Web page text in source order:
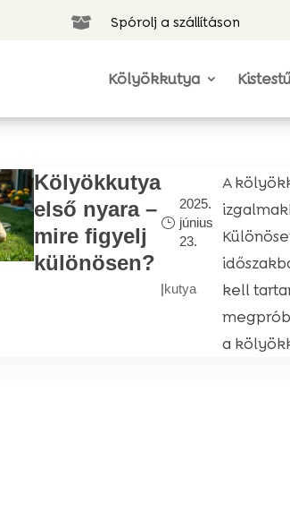
 Spórolj a szállításon
Kölyökkutya
Kölyökkutya
első nyara –
mire figyelj
különösen?
2025.
június
23.
|kutya
A
kell
a